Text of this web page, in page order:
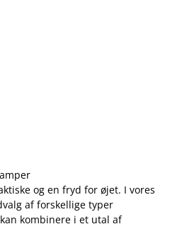
og en fryd for øjet. I vores
af forskellige typer
kombinere i et utal af